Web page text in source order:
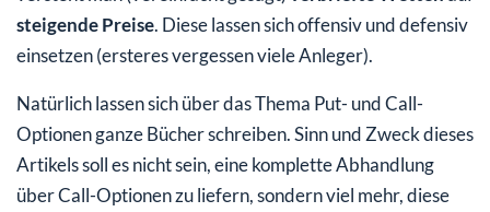
steigende Preise. Diese lassen sich offensiv und defensiv
einsetzen (ersteres vergessen viele Anleger).
Natürlich lassen sich über das Thema Put- und Call-
Optionen ganze Bücher schreiben. Sinn und Zweck dieses
Artikels soll es nicht sein, eine komplette Abhandlung
über Call-Optionen zu liefern, sondern viel mehr, diese